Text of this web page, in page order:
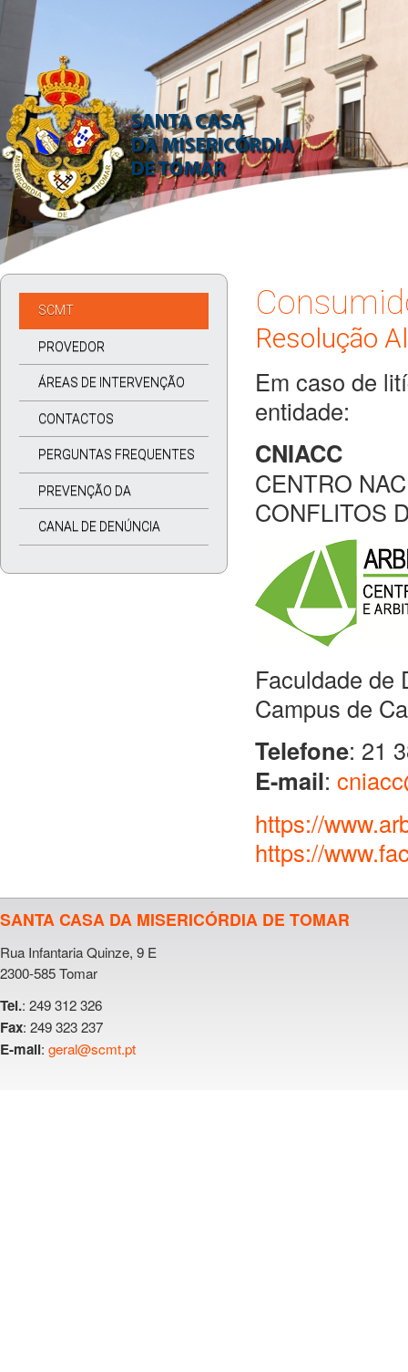
SCMT
PROVEDOR
ÁREAS DE INTERVENÇÃO
CONTACTOS
PERGUNTAS FREQUENTES
PREVENÇÃO DA
CORRUPÇÃO
CANAL DE DENÚNCIA
Resolução
Em caso de
entidade:
CNIACC
CENTRO
CONFLITOS
Faculdade de
Campus de
Telefone: 21
E-mail:
https://
https://
SANTA CASA DA MISERICÓRDIA DE TOMAR
Rua Infantaria Quinze, 9 E
2300-585 Tomar
Tel.: 249 312 326
Fax: 249 323 237
E-mail: geral@scmt.pt